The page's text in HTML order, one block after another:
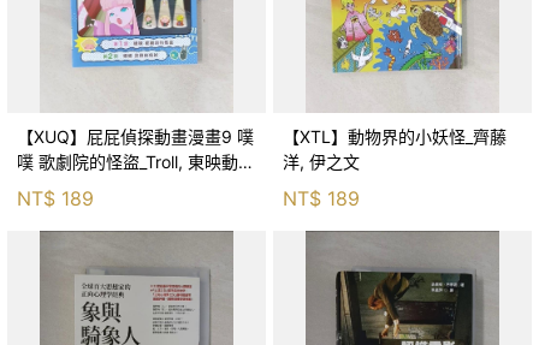
【XUQ】屁屁偵探動畫漫畫9 噗
噗 歌劇院的怪盜_Troll, 東映動畫
株式會社, 張東君
NT$ 189
【XTL】動物界的小妖怪_齊藤
洋, 伊之文
NT$ 189